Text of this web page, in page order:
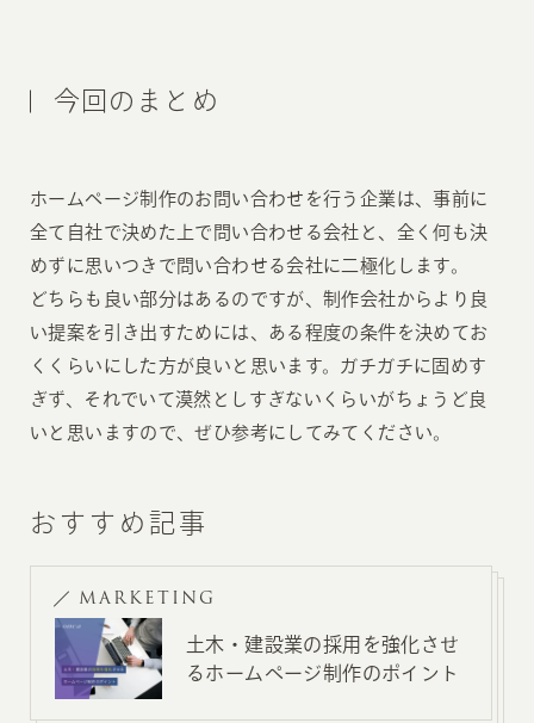
今回のまとめ
ホームページ制作のお問い合わせを行う企業は、事前に
全て自社で決めた上で問い合わせる会社と、全く何も決
めずに思いつきで問い合わせる会社に二極化します。
どちらも良い部分はあるのですが、制作会社からより良
い提案を引き出すためには、ある程度の条件を決めてお
くくらいにした方が良いと思います。ガチガチに固めす
ぎず、それでいて漠然としすぎないくらいがちょうど良
いと思いますので、ぜひ参考にしてみてください。
おすすめ記事
MARKETING
土木・建設業の採用を強化させ
るホームページ制作のポイント